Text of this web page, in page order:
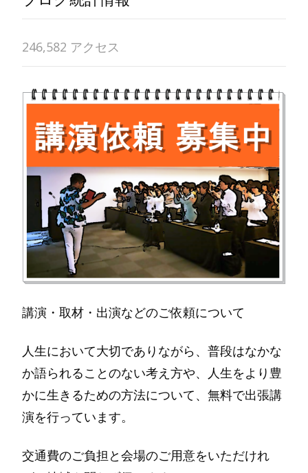
246,582 アクセス
講演・取材・出演などのご依頼について
人生において大切でありながら、普段はなかな
か語られることのない考え方や、人生をより豊
かに生きるための方法について、無料で出張講
演を行っています。
交通費のご負担と会場のご用意をいただけれ